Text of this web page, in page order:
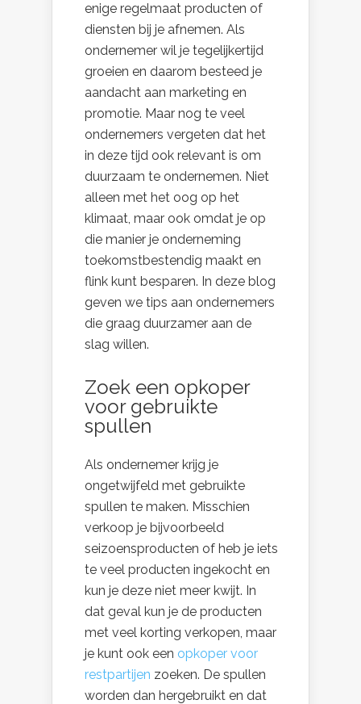
enige regelmaat producten of
diensten bij je afnemen. Als
ondernemer wil je tegelijkertijd
groeien en daarom besteed je
aandacht aan marketing en
promotie. Maar nog te veel
ondernemers vergeten dat het
in deze tijd ook relevant is om
duurzaam te ondernemen. Niet
alleen met het oog op het
klimaat, maar ook omdat je op
die manier je onderneming
toekomstbestendig maakt en
flink kunt besparen. In deze blog
geven we tips aan ondernemers
die graag duurzamer aan de
slag willen.
Zoek een opkoper
voor gebruikte
spullen
Als ondernemer krijg je
ongetwijfeld met gebruikte
spullen te maken. Misschien
verkoop je bijvoorbeeld
seizoensproducten of heb je iets
te veel producten ingekocht en
kun je deze niet meer kwijt. In
dat geval kun je de producten
met veel korting verkopen, maar
je kunt ook een opkoper voor
restpartijen zoeken. De spullen
worden dan hergebruikt en dat